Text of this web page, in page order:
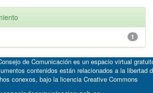
1
de Comunicación es un espacio virtual
contenidos están relacionados a la libertad
conexos, bajo la licencia Creative Commons